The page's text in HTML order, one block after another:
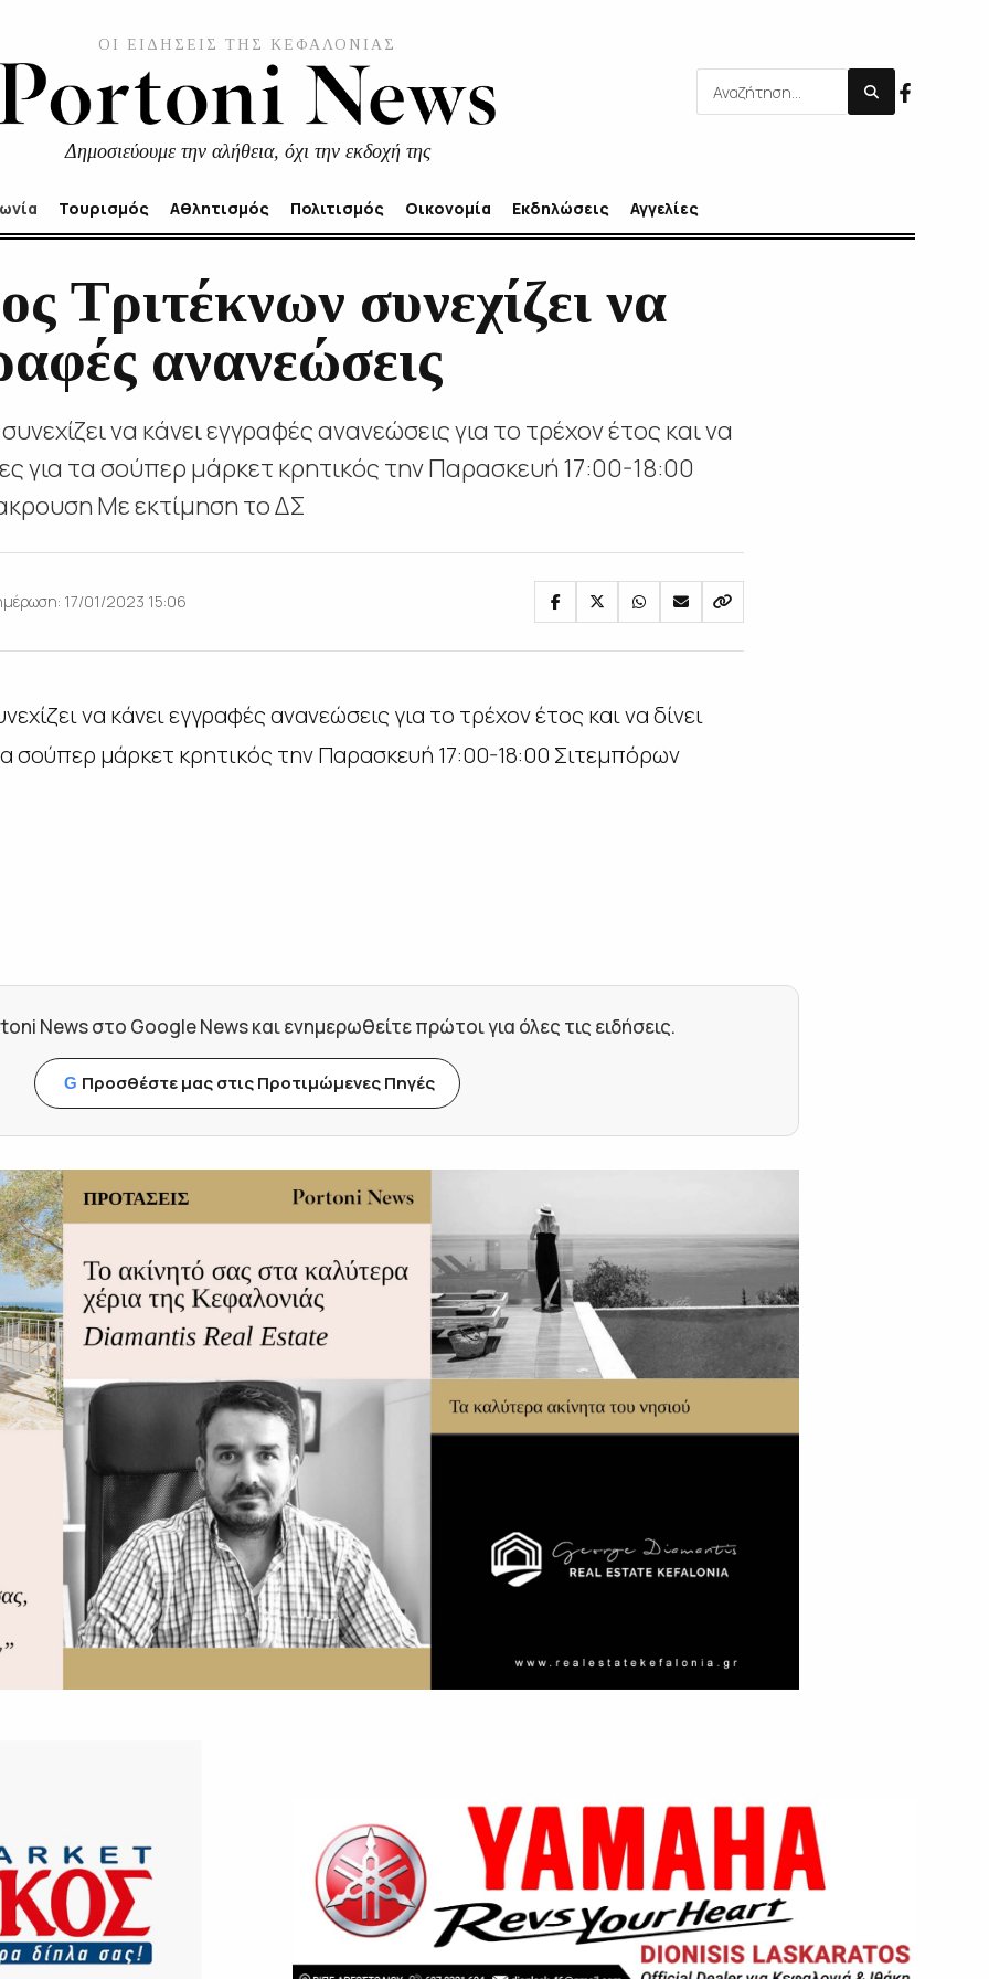
ΟΙ ΕΙΔΗΣΕΙΣ ΤΗΣ ΚΕΦΑΛΟΝΙΑΣ
Δημοσιεύουμε την αλήθεια, όχι την εκδοχή της
Τουρισμός Αθλητισμός Πολιτισμός Οικονομία Εκδηλώσεις Αγγελίες
Τριτέκνων συνεχίζει να
ανανεώσεις
να κάνει εγγραφές ανανεώσεις για το τρέχον έτος και να
για τα σούπερ μάρκετ κρητικός την Παρασκευή 17:00-18:00
Με εκτίμηση το ΔΣ
17/01/2023 15:06
να κάνει εγγραφές ανανεώσεις για το τρέχον έτος και να δίνει
σούπερ μάρκετ κρητικός την Παρασκευή 17:00-18:00 Σιτεμπόρων
News στο Google News και ενημερωθείτε πρώτοι για όλες τις ειδήσεις.
G Προσθέστε μας στις Προτιμώμενες Πηγές